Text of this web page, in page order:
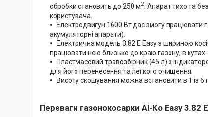
обробки становить до 250 м2 . Апарат тихо та
користувача.
Електродвигун 1600 Вт дає змогу працювати
акумуляторні апарати).
Електрична модель 3.82 E Easy з шириною
працювати нею близько до краю газону, в кутах.
Пластмасовий травозбірник (45 л) з
для його перенесення та легкого очищення.
Висоту скошування можна встановити в 1 із
Переваги газонокосарки Al-Ko Easy 3.82